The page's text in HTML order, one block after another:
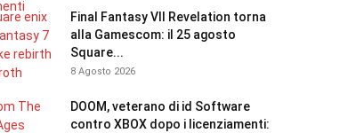
Final Fantasy VII Revelation torna
alla Gamescom: il 25 agosto
Square...
8 Agosto 2026
DOOM, veterano di id Software
contro XBOX dopo i licenziamenti: